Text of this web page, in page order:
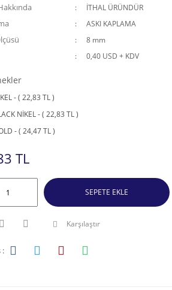
İTHAL ÜRÜNDÜR
ASKI KAPLAMA
8 mm
0,40 USD + KDV
- ( 22,83 TL )
NİKEL - ( 22,83 TL )
- ( 24,47 TL )
TL
SEPETE EKLE
Karşılaştır
: